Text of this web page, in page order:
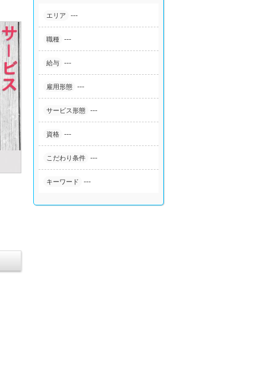
エリア ---
職種 ---
給与 ---
雇用形態 ---
サービス形態 ---
資格 ---
こだわり条件 ---
キーワード ---